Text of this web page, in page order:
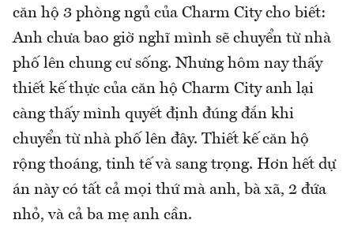
căn hộ 3 phòng ngủ của Charm City cho biết:
Anh chưa bao giờ nghĩ mình sẽ chuyển từ nhà
phố lên chung cư sống. Nhưng hôm nay thấy
thiết kế thực của căn hộ Charm City anh lại
càng thấy mình quyết định đúng đắn khi
chuyển từ nhà phố lên đây. Thiết kế căn hộ
rộng thoáng, tinh tế và sang trọng. Hơn hết dự
án này có tất cả mọi thứ mà anh, bà xã, 2 đứa
nhỏ, và cả ba mẹ anh cần.